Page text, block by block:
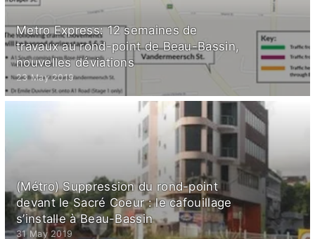
Metro Express: 12 semaines de
travaux au rond-point de Beau-Bassin,
nouvelles déviations
23 May 2019
(Métro) Suppression du rond-point
devant le Sacré Coeur : le cafouillage
s’installe à Beau-Bassin
31 May 2019